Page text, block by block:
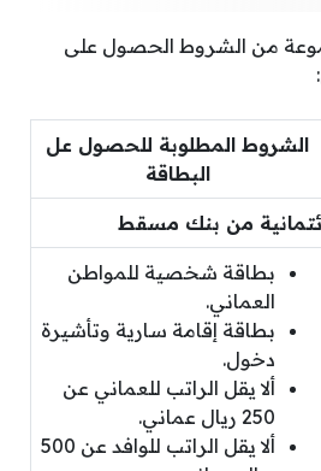
من الشروط الحصول على
الشروط المطلوبة للحصول عل
البطاقة
من بنك مسقط
بطاقة شخصية للمواطن
العماني.
بطاقة إقامة سارية وتأشيرة
دخول.
ألا يقل الراتب للعماني عن
250 ريال عماني.
ألا يقل الراتب للوافد عن 500